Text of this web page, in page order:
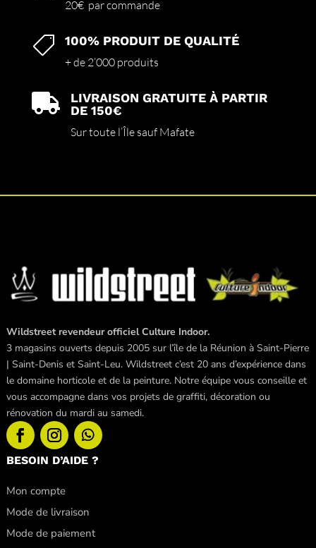
20€ par commande
 100% PRODUIT DE QUALITÉ
+ de 2’000 produits

LIVRAISON GRATUITE À PARTIR
DE 150€
Sur toute l’Île sauf Mafate
Wildstreet revendeur officiel Culture Indoor.
3 magasins ouverts depuis 2005 sur l’île de la Réunion à Saint-Pierre
| Saint-Denis et Saint-Leu. Wildstreet c’est 20 ans d’expérience dans
le domaine horticole et de la peinture. Notre équipe vous conseille et
vous accompagne dans vos projets de graffiti, décoration ou
rénovation du mardi au samedi.
BESOIN D’AIDE ?
Mon compte
Mode de livraison
Mode de paiement